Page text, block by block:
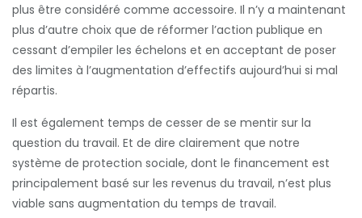
plus être considéré comme accessoire. Il n’y a maintenant
plus d’autre choix que de réformer l’action publique en
cessant d’empiler les échelons et en acceptant de poser
des limites à l’augmentation d’effectifs aujourd’hui si mal
répartis.
Il est également temps de cesser de se mentir sur la
question du travail. Et de dire clairement que notre
système de protection sociale, dont le financement est
principalement basé sur les revenus du travail, n’est plus
viable sans augmentation du temps de travail.